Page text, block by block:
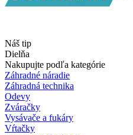
Náš tip
Dielňa
Nakupujte podľa kategórie
Záhradné náradie
Záhradná technika
Odevy
Zváračky
Vysávače a fukáry
Vŕtačky